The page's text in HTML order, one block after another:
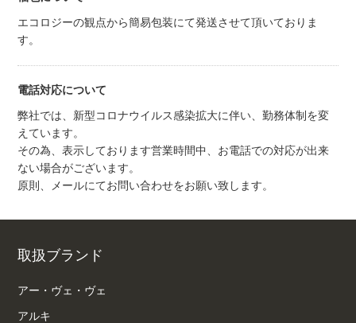
エコロジーの観点から簡易包装にて発送させて頂いておりま
す。
電話対応について
弊社では、新型コロナウイルス感染拡大に伴い、勤務体制を変
えています。
その為、表示しております営業時間中、お電話での対応が出来
ない場合がございます。
原則、メールにてお問い合わせをお願い致します。
取扱ブランド
アー・ヴェ・ヴェ
アルキ